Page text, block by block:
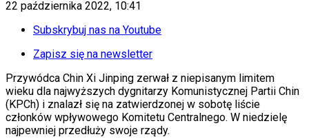
Auto
Aktualności
Auta ekologiczne
Automotive
Drogi
Na wakacje
Paliwo
Porady
Premiery
22 października 2022, 10:41
Subskrybuj nas na Youtube
Zapisz się na newsletter
Przywódca Chin Xi Jinping zerwał z niepisanym limitem
wieku dla najwyższych dygnitarzy Komunistycznej Partii Chin
(KPCh) i znalazł się na zatwierdzonej w sobotę liście
członków wpływowego Komitetu Centralnego. W niedzielę
najpewniej przedłuży swoje rządy.